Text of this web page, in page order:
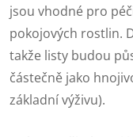
jsou vhodné pro
pokojových rostlin.
takže listy budou
částečně jako
základní výživu).